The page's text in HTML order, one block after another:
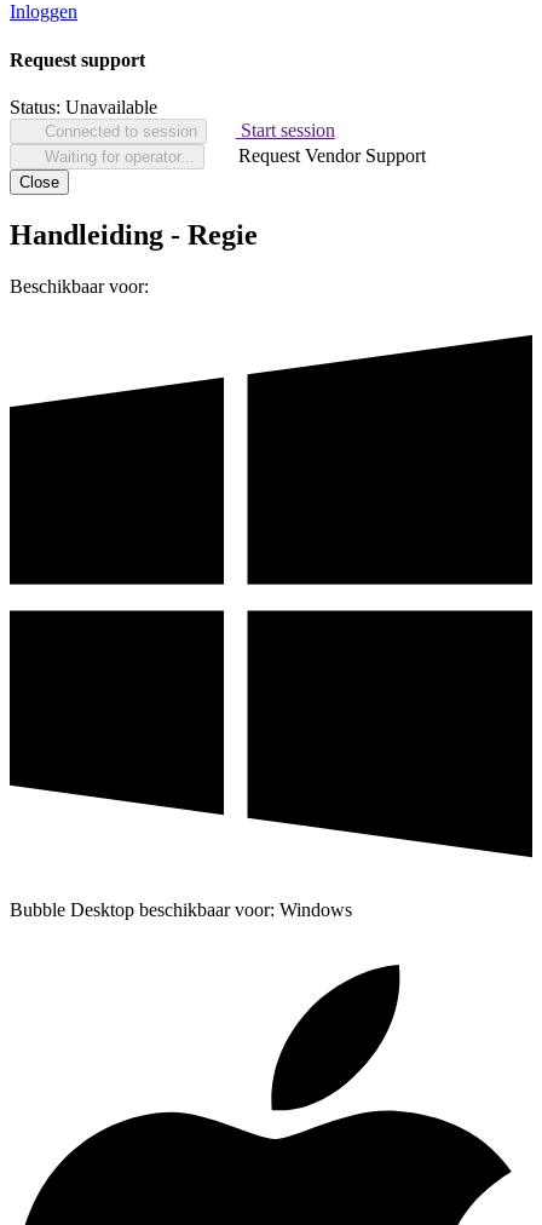
Inloggen
Request support
Status: Unavailable
Connected to session Start session
Waiting for operator... Request Vendor Support
Close
Handleiding - Regie
Beschikbaar voor:
Bubble Desktop beschikbaar voor: Windows